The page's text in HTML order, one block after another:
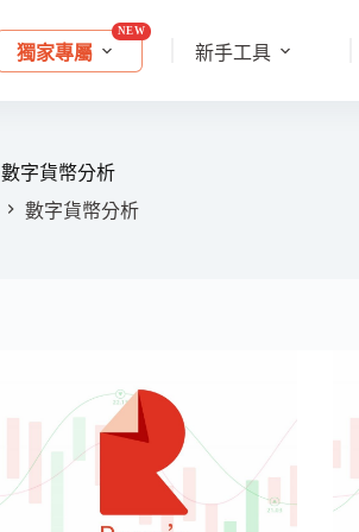
獨家專屬 新手工具
數字貨幣分析
數字貨幣分析